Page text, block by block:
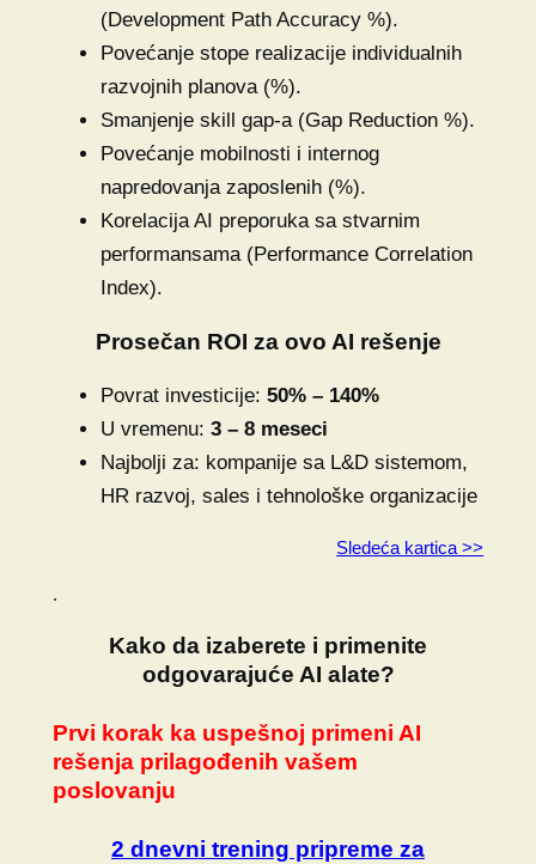
(Development Path Accuracy %).
Povećanje stope realizacije individualnih
razvojnih planova (%).
Smanjenje skill gap-a (Gap Reduction %).
Povećanje mobilnosti i internog
napredovanja zaposlenih (%).
Korelacija AI preporuka sa stvarnim
performansama (Performance Correlation
Index).
Prosečan ROI za ovo AI rešenje
Povrat investicije: 50% – 140%
U vremenu: 3 – 8 meseci
Najbolji za: kompanije sa L&D sistemom,
HR razvoj, sales i tehnološke organizacije
Sledeća kartica >>
.
Kako da izaberete i primenite
odgovarajuće AI alate?
Prvi korak ka uspešnoj primeni AI
rešenja prilagođenih vašem
poslovanju
2 dnevni trening pripreme za